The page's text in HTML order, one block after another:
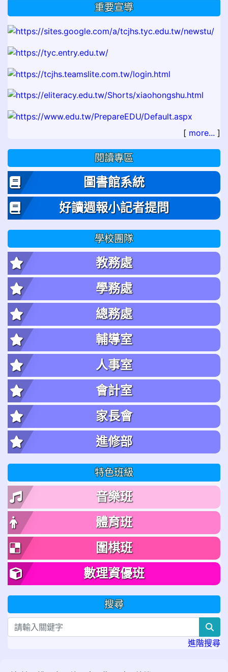
重要宣導
[ more... ]
閱讀專區
圖書館系統
好讀週報小記者提問
學校團隊
教務處
學務處
總務處
輔導室
人事室
會計室
家長會
進修部
特色班級
音樂班
體育班
圍棋班
數理資優班
搜尋
進階搜尋